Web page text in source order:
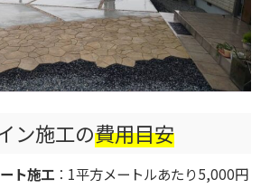
ン施工の費用目安
ト施工 ：1平方メートルあたり5,000円